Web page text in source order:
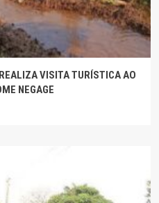
VISITA TURÍSTICA AO
NEGAGE